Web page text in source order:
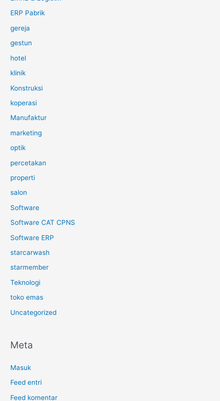
ERP Pabrik
gereja
gestun
hotel
klinik
Konstruksi
koperasi
Manufaktur
marketing
optik
percetakan
properti
salon
Software
Software CAT CPNS
Software ERP
starcarwash
starmember
Teknologi
toko emas
Uncategorized
Meta
Masuk
Feed entri
Feed komentar